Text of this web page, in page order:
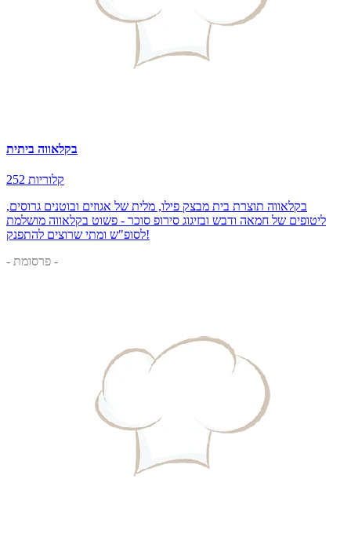
בקלאווה ביתית
252 קלוריות
בקלאווה תוצרת בית מבצק פילו, מלית של אגוזים ובוטנים גרוסים,
ליטופים של חמאה ודבש ובזיגוג סירופ סוכר - פשוט בקלאווה מושלמת
לסופ"ש ומתי שרוצים להתפנק!
- פרסומת -